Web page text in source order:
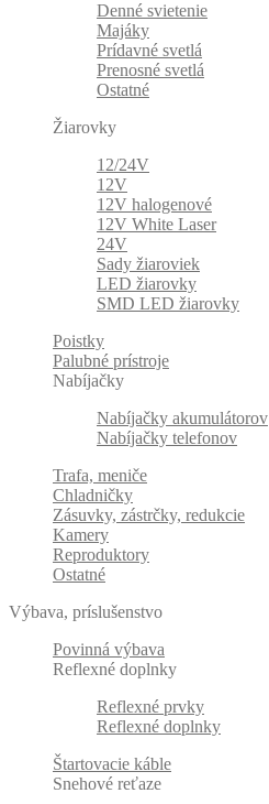
Denné svietenie
Majáky
Prídavné svetlá
Prenosné svetlá
Ostatné
Žiarovky
12/24V
12V
12V halogenové
12V White Laser
24V
Sady žiaroviek
LED žiarovky
SMD LED žiarovky
Poistky
Palubné prístroje
Nabíjačky
Nabíjačky akumulátorov
Nabíjačky telefonov
Trafa, meniče
Chladničky
Zásuvky, zástrčky, redukcie
Kamery
Reproduktory
Ostatné
Výbava, príslušenstvo
Povinná výbava
Reflexné doplnky
Reflexné prvky
Reflexné doplnky
Štartovacie káble
Snehové reťaze